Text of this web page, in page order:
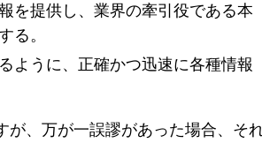
を提供し、業界の牽引役である本
る。
ように、正確かつ迅速に各種情報
が、万が一誤謬があった場合、そ